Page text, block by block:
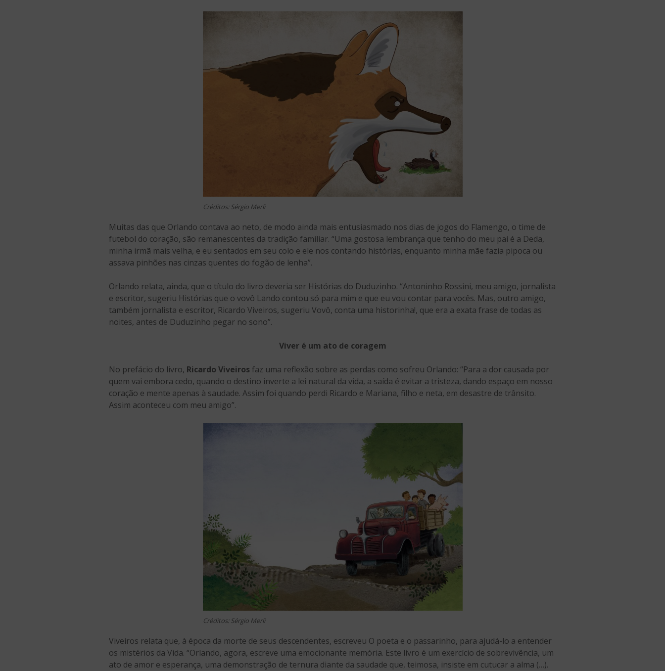
Créditos: Sérgio Merli
Muitas das que Orlando contava ao neto, de modo ainda mais entusiasmado nos dias de jogos do Flamengo, o time de
futebol do coração, são remanescentes da tradição familiar. “Uma gostosa lembrança que tenho do meu pai é a Deda,
minha irmã mais velha, e eu sentados em seu colo e ele nos contando histórias, enquanto minha mãe fazia pipoca ou
assava pinhões nas cinzas quentes do fogão de lenha”.
Orlando relata, ainda, que o título do livro deveria ser Histórias do Duduzinho. “Antoninho Rossini, meu amigo, jornalista
e escritor, sugeriu Histórias que o vovô Lando contou só para mim e que eu vou contar para vocês. Mas, outro amigo,
também jornalista e escritor, Ricardo Viveiros, sugeriu Vovô, conta uma historinha!, que era a exata frase de todas as
noites, antes de Duduzinho pegar no sono”.
Viver é um ato de coragem
No prefácio do livro, Ricardo Viveiros faz uma reflexão sobre as perdas como sofreu Orlando: “Para a dor causada por
quem vai embora cedo, quando o destino inverte a lei natural da vida, a saída é evitar a tristeza, dando espaço em nosso
coração e mente apenas à saudade. Assim foi quando perdi Ricardo e Mariana, filho e neta, em desastre de trânsito.
Assim aconteceu com meu amigo”.
Créditos: Sérgio Merli
Viveiros relata que, à época da morte de seus descendentes, escreveu O poeta e o passarinho, para ajudá-lo a entender
os mistérios da Vida. “Orlando, agora, escreve uma emocionante memória. Este livro é um exercício de sobrevivência, um
ato de amor e esperança, uma demonstração de ternura diante da saudade que, teimosa, insiste em cutucar a alma (…).